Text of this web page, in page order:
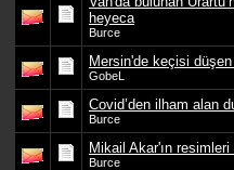
heyeca
Burce
Mersin'de keçisi
GobeL
Covid’den ilham alan
Burce
Mikail Akar'ın
Burce